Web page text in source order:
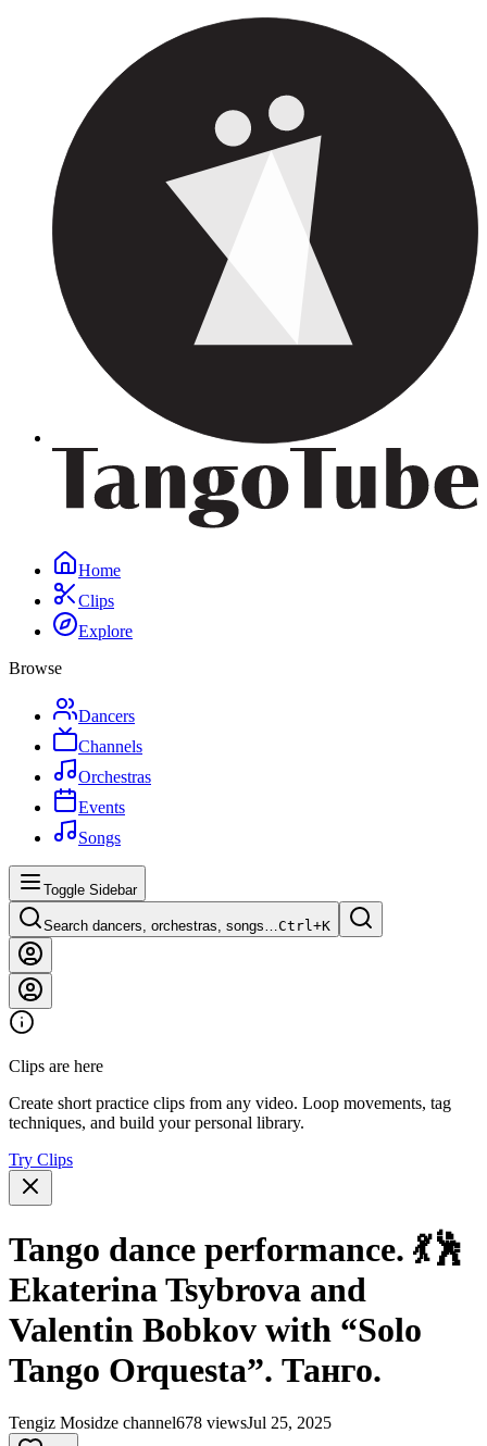
Home
Clips
Explore
Browse
Dancers
Channels
Orchestras
Events
Songs
Toggle Sidebar
Search dancers, orchestras, songs…Ctrl+K
Clips are here
Create short practice clips from any video. Loop movements, tag
techniques, and build your personal library.
Try Clips
Tango dance performance. 💃🕺
Ekaterina Tsybrova and
Valentin Bobkov with “Solo
Tango Orquesta”. Танго.
Tengiz Mosidze channel678 viewsJul 25, 2025